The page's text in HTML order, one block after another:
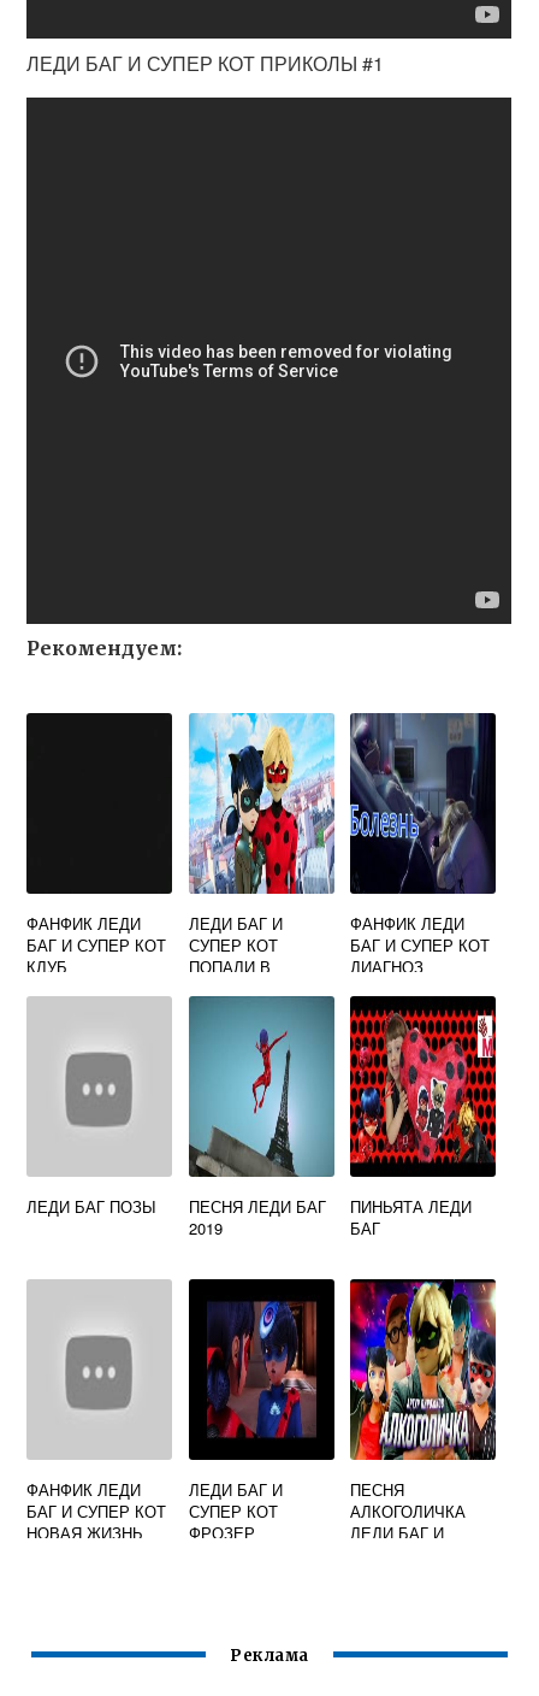
ЛЕДИ БАГ И СУПЕР КОТ ПРИКОЛЫ #1
Рекомендуем:
ФАНФИК ЛЕДИ
БАГ И СУПЕР КОТ
КЛУБ
ЛЕДИ БАГ И
СУПЕР КОТ
ПОПАЛИ В
ФАНФИК ЛЕДИ
БАГ И СУПЕР КОТ
ДИАГНОЗ
ЛЕДИ БАГ ПОЗЫ
ПЕСНЯ ЛЕДИ БАГ
2019
ПИНЬЯТА ЛЕДИ
БАГ
ФАНФИК ЛЕДИ
БАГ И СУПЕР КОТ
НОВАЯ ЖИЗНЬ
ЛЕДИ БАГ И
СУПЕР КОТ
ФРОЗЕР
ПЕСНЯ
АЛКОГОЛИЧКА
ЛЕДИ БАГ И
Реклама